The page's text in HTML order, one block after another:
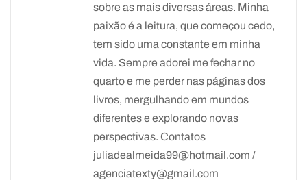
sobre as mais diversas áreas. Minha
paixão é a leitura, que começou cedo,
tem sido uma constante em minha
vida. Sempre adorei me fechar no
quarto e me perder nas páginas dos
livros, mergulhando em mundos
diferentes e explorando novas
perspectivas. Contatos
juliadealmeida99@hotmail.com /
agenciatexty@gmail.com